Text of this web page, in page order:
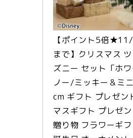
【ポイント5倍
まで】クリスマス
ズニー セット「ホ
ノー/ミッキー＆ミ
cm ギフト プレゼン
マスギフト プレゼ
贈り物 フラワーギ